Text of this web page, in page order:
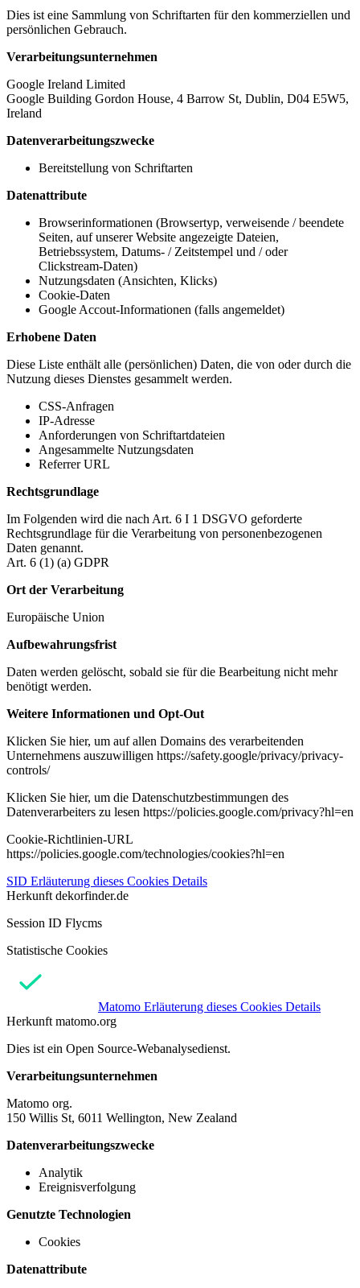
Dies ist eine Sammlung von Schriftarten für den kommerziellen und
persönlichen Gebrauch.
Verarbeitungsunternehmen
Google Ireland Limited
Google Building Gordon House, 4 Barrow St, Dublin, D04 E5W5,
Ireland
Datenverarbeitungszwecke
Bereitstellung von Schriftarten
Datenattribute
Browserinformationen (Browsertyp, verweisende / beendete
Seiten, auf unserer Website angezeigte Dateien,
Betriebssystem, Datums- / Zeitstempel und / oder
Clickstream-Daten)
Nutzungsdaten (Ansichten, Klicks)
Cookie-Daten
Google Accout-Informationen (falls angemeldet)
Erhobene Daten
Diese Liste enthält alle (persönlichen) Daten, die von oder durch die
Nutzung dieses Dienstes gesammelt werden.
CSS-Anfragen
IP-Adresse
Anforderungen von Schriftartdateien
Angesammelte Nutzungsdaten
Referrer URL
Rechtsgrundlage
Im Folgenden wird die nach Art. 6 I 1 DSGVO geforderte
Rechtsgrundlage für die Verarbeitung von personenbezogenen
Daten genannt.
Art. 6 (1) (a) GDPR
Ort der Verarbeitung
Europäische Union
Aufbewahrungsfrist
Daten werden gelöscht, sobald sie für die Bearbeitung nicht mehr
benötigt werden.
Weitere Informationen und Opt-Out
Klicken Sie hier, um auf allen Domains des verarbeitenden
Unternehmens auszuwilligen https://safety.google/privacy/privacy-
controls/
Klicken Sie hier, um die Datenschutzbestimmungen des
Datenverarbeiters zu lesen https://policies.google.com/privacy?hl=en
Cookie-Richtlinien-URL
https://policies.google.com/technologies/cookies?hl=en
SID Erläuterung dieses Cookies Details
Herkunft dekorfinder.de
Session ID Flycms
Statistische Cookies
Matomo Erläuterung dieses Cookies Details
Herkunft matomo.org
Dies ist ein Open Source-Webanalysedienst.
Verarbeitungsunternehmen
Matomo org.
150 Willis St, 6011 Wellington, New Zealand
Datenverarbeitungszwecke
Analytik
Ereignisverfolgung
Genutzte Technologien
Cookies
Datenattribute